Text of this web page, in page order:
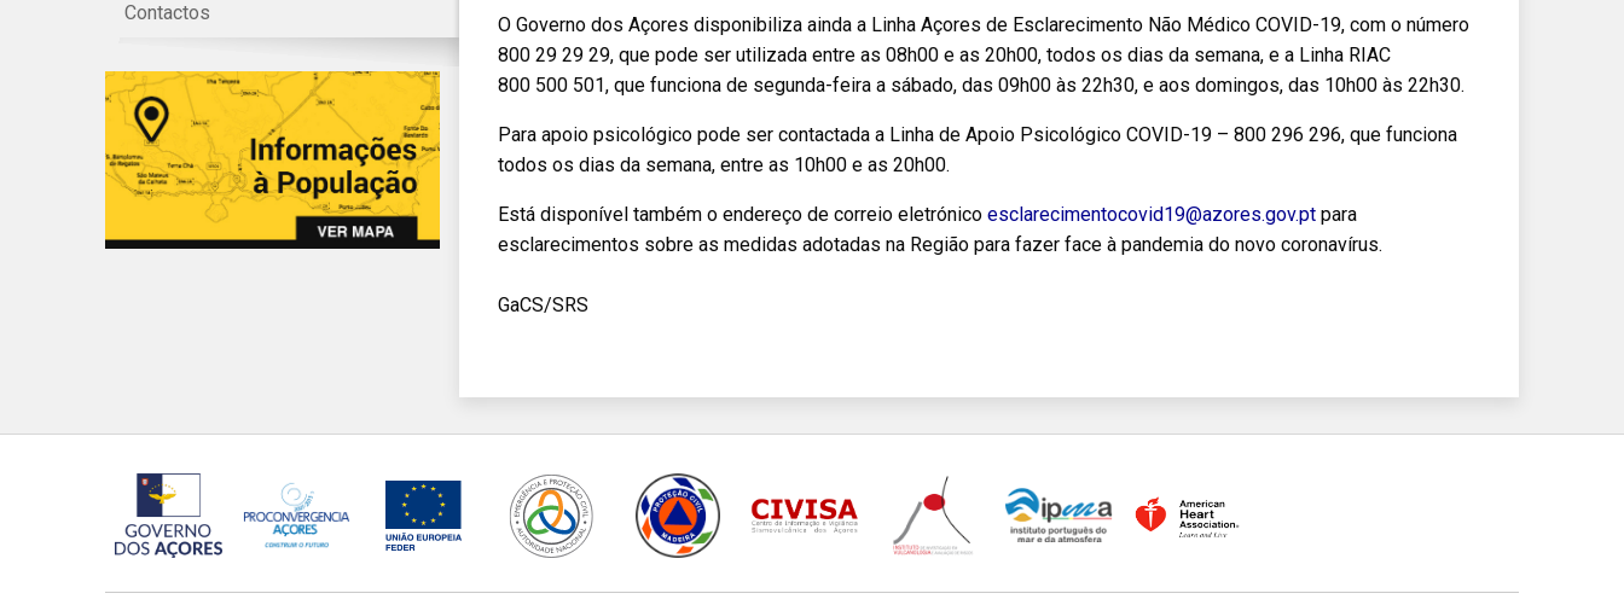
Contactos
O Governo dos Açores disponibiliza ainda a Linha Açores de Esclarecimento Não Médico COVID-19, com o número
800 29 29 29, que pode ser utilizada entre as 08h00 e as 20h00, todos os dias da semana, e a Linha RIAC
800 500 501, que funciona de segunda-feira a sábado, das 09h00 às 22h30, e aos domingos, das 10h00 às 22h30.
Para apoio psicológico pode ser contactada a Linha de Apoio Psicológico COVID-19 – 800 296 296, que funciona
todos os dias da semana, entre as 10h00 e as 20h00.
Está disponível também o endereço de correio eletrónico esclarecimentocovid19@azores.gov.ptpara
esclarecimentos sobre as medidas adotadas na Região para fazer face à pandemia do novo coronavírus.
GaCS/SRS